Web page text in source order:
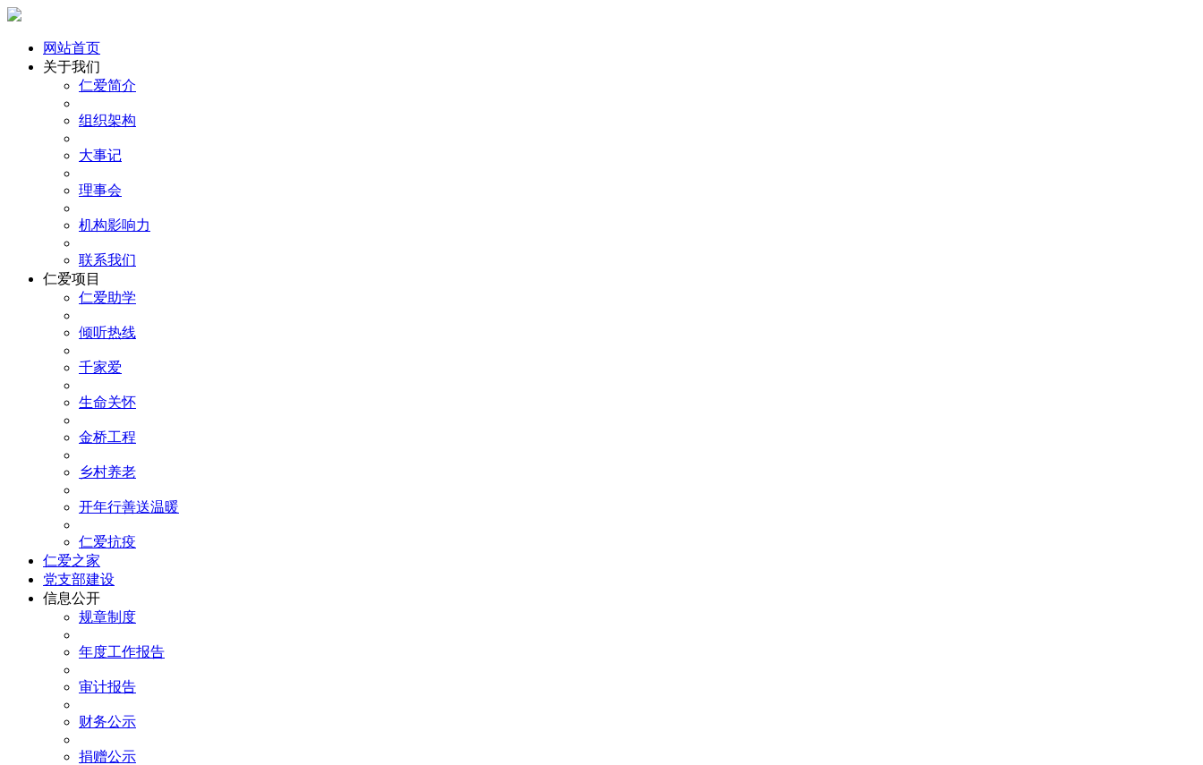
网站首页
关于我们
仁爱简介
组织架构
大事记
理事会
机构影响力
联系我们
仁爱项目
仁爱助学
倾听热线
千家爱
生命关怀
金桥工程
乡村养老
开年行善送温暖
仁爱抗疫
仁爱之家
党支部建设
信息公开
规章制度
年度工作报告
审计报告
财务公示
捐赠公示